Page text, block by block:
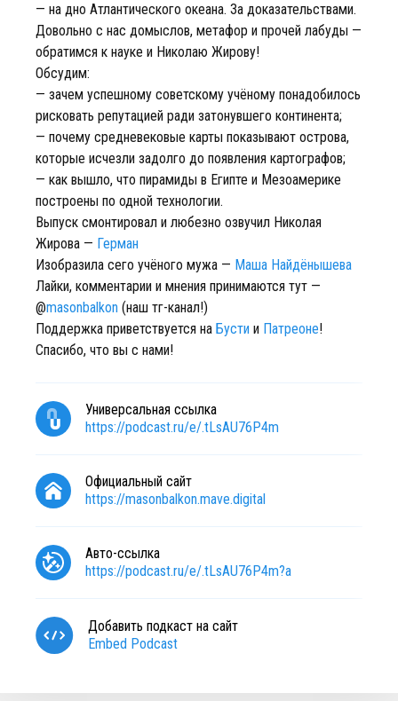
— на дно Атлантического океана. За доказательствами.
Довольно с нас домыслов, метафор и прочей лабуды —
обратимся к науке и Николаю Жирову!
Обсудим:
— зачем успешному советскому учёному понадобилось
рисковать репутацией ради затонувшего континента;
— почему средневековые карты показывают острова,
которые исчезли задолго до появления картографов;
— как вышло, что пирамиды в Египте и Мезоамерике
построены по одной технологии.
Выпуск смонтировал и любезно озвучил Николая
Жирова — Герман
Изобразила сего учёного мужа — Маша Найдёнышева
Лайки, комментарии и мнения принимаются тут —
@masonbalkon (наш тг-канал!)
Поддержка приветствуется на Бусти и Патреоне!
Спасибо, что вы с нами!
Универсальная ссылка
https://podcast.ru/e/.tLsAU76P4m
Официальный сайт
https://masonbalkon.mave.digital
Авто-ссылка
https://podcast.ru/e/.tLsAU76P4m?a
Добавить подкаст на сайт
Embed Podcast